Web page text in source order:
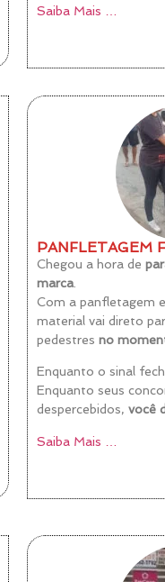
Saiba Mais …
PANFLETAGEM
Chegou a hora de
marca.
Com a panfletagem
material vai direto
pedestres no
Enquanto o sinal
Enquanto seus
despercebidos, você
Saiba Mais …